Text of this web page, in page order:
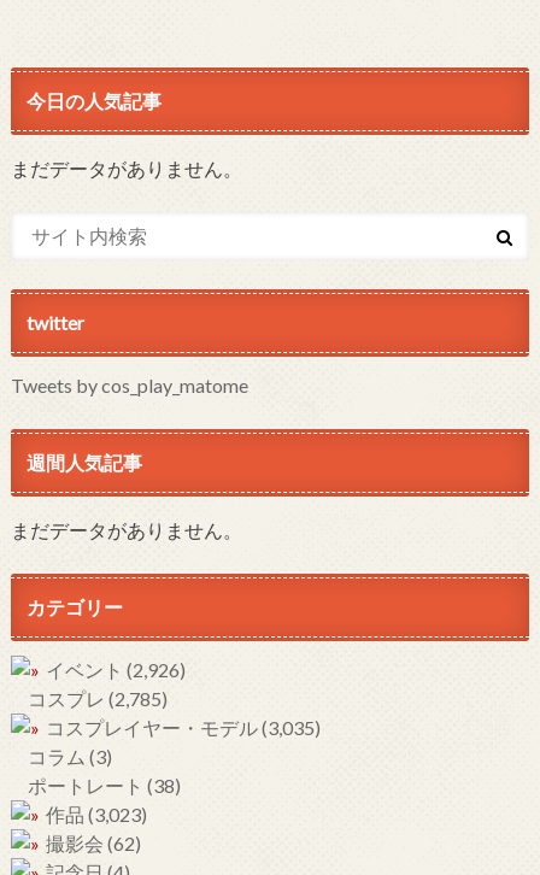
今日の人気記事
まだデータがありません。
twitter
Tweets by cos_play_matome
週間人気記事
まだデータがありません。
カテゴリー
イベント (2,926)
コスプレ (2,785)
コスプレイヤー・モデル(3,035)
コラム (3)
ポートレート (38)
作品 (3,023)
撮影会 (62)